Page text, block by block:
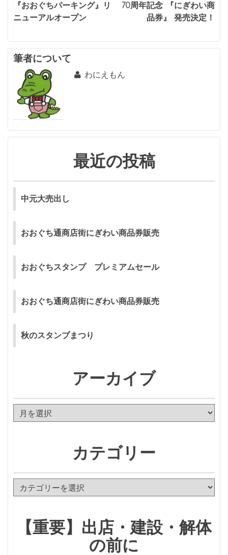
投
稿
ナ
ビ
ゲ
ー
シ
ョ
『おおぐちパーキング』リ
ニューアルオープン
70周年記念 『にぎわい商
品券』 発売決定！
筆者について
わにえもん
最近の投稿
中元大売出し
おおぐち通商店街にぎわい商品券販売
おおぐちスタンプ プレミアムセール
おおぐち通商店街にぎわい商品券販売
秋のスタンプまつり
アーカイブ
ー
カテゴリー
テ
【重要】出店・建設・解体
の前に